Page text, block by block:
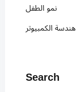
نمو الطفل
هندسة الكمبيوتر
Search